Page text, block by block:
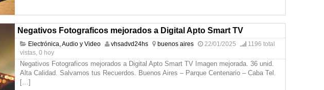
Negativos Fotograficos mejorados a Digital Apto Smart TV
Electrónica, Audio y Video vhsadvd24hs buenos aires 22/01/2025
1196 total
vistas, 0 hoy
Negativos Fotograficos mejorados a Digital Apto Smart TV Imagen mejorada. 36 unid.
Alta Calidad. Salvamos tus Recuerdos. Buenos Aires – Parque Centenario – Caba Tel.
[…]